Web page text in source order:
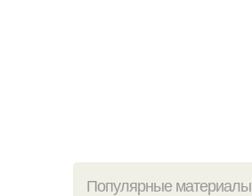
Популярные материалы